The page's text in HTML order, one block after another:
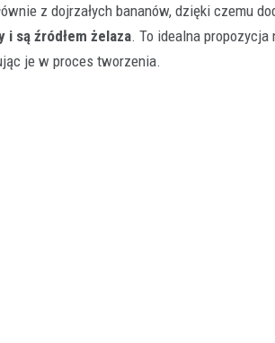
z dojrzałych bananów, dzięki czemu
i są źródłem żelaza. To idealna propozycja
je w proces tworzenia.